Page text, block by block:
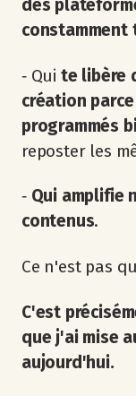
des
‐ Qui te libère
création
programmés
reposter les
‐ Qui amplifie
contenus.
Ce n'est pas
C'est
que j'ai mise
aujourd'hui.